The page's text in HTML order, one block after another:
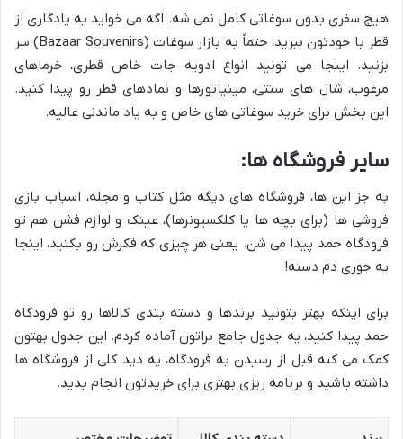
هیچ سفری بدون سوغاتی کامل نمی شه. اگه می خواید یه یادگاری از
قطر با خودتون ببرید، حتماً به بازار سوغات (Bazaar Souvenirs) سر
بزنید. اینجا می تونید انواع ادویه جات خاص قطری، خرماهای
مرغوب، شال های سنتی، مینیاتورها و نمادهای قطر رو پیدا کنید.
این بخش برای خرید سوغاتی های خاص و به یاد ماندنی عالیه.
سایر فروشگاه ها:
به جز این ها، فروشگاه های دیگه مثل کتاب و مجله، اسباب بازی
فروشی ها (برای بچه ها یا کلکسیونرها)، عینک و لوازم فشن هم تو
فرودگاه حمد پیدا می شن. یعنی هر چیزی که فکرش رو بکنید، اینجا
یه جوری دم دسته!
برای اینکه بهتر بتونید برندها و دسته بندی کالاها رو تو فرودگاه
حمد پیدا کنید، یه جدول جامع براتون آماده کردم. این جدول بهتون
کمک می کنه قبل از رسیدن به فرودگاه، یه دید کلی از فروشگاه ها
داشته باشید و برنامه ریزی بهتری برای خریدتون انجام بدید.